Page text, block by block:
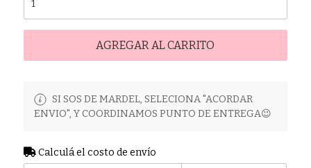
AGREGAR AL CARRITO
SI SOS DE MARDEL, SELECIONA "ACORDAR
ENVIO", Y COORDINAMOS PUNTO DE ENTREGA😉
Calculá el costo de envío